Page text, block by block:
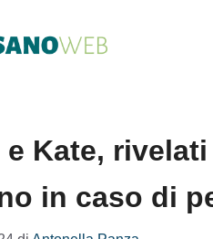
e Kate,
in caso di